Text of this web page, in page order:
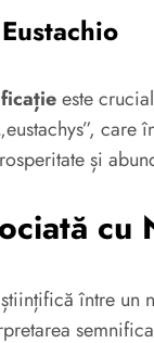
este
care
și
cu
între un